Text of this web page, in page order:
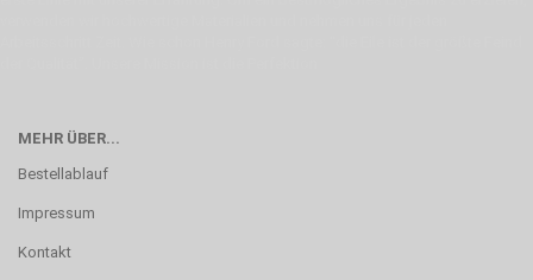
MEHR ÜBER...
Bestellablauf
Impressum
Kontakt